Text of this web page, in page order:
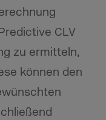
CLV
zu ermitteln,
können den